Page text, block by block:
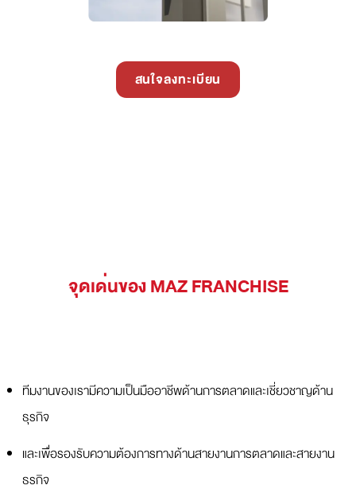
สนใจลงทะเบียน
จุดเด่นของ MAZ FRANCHISE
ทีมงานของเรามีความเป็นมืออาชีพด้านการตลาดและเชี่ยวชาญด้าน
ธุรกิจ
และเพื่อรองรับความต้องการทางด้านสายงานการตลาดและสายงาน
ธุรกิจ